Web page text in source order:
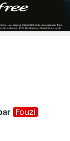
Fouzi